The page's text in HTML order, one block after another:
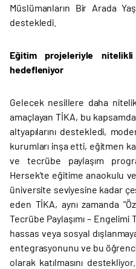
Müslümanların Bir Arada
destekledi.
Eğitim projeleriyle
hedefleniyor
Gelecek nesillere daha
amaçlayan TİKA, bu
altyapılarını destekledi,
kurumları inşa etti, eğitmen
ve tecrübe paylaşım
Hersek'te eğitime anaokulu
üniversite seviyesine kadar
eden TİKA, aynı zamanda
Tecrübe Paylaşımı –
hassas veya sosyal
entegrasyonunu ve bu
olarak katılmasını